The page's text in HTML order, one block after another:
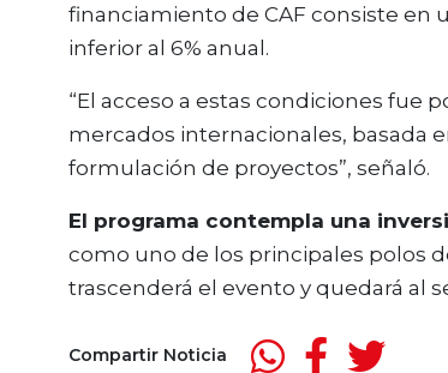
financiamiento de CAF consiste en
inferior al 6% anual.
“El acceso a estas condiciones fue
mercados internacionales, basada
formulación de proyectos”, señaló.
El programa contempla una
como uno de los principales polos
trascenderá el evento y quedará al
Compartir Noticia